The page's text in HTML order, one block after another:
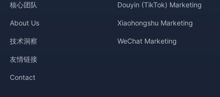
核心团队
About Us
技术洞察
友情链接
Contact
Douyin (TikTok) Marketing
Xiaohongshu Marketing
WeChat Marketing